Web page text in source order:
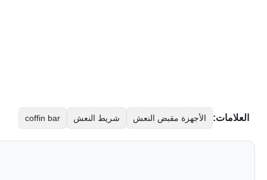
العلامات: الأجهزة مقبض النعش شريط النعش coffin bar